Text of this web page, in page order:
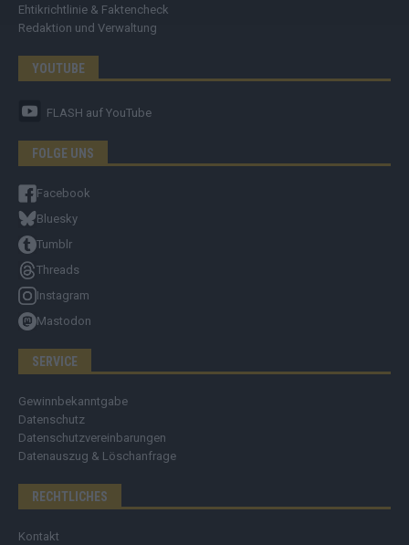
Ehtikrichtlinie & Faktencheck
Redaktion und Verwaltung
YOUTUBE
FLASH auf YouTube
FOLGE UNS
Facebook
Bluesky
Tumblr
Threads
Instagram
Mastodon
SERVICE
Gewinnbekanntgabe
Datenschutz
Datenschutzvereinbarungen
Datenauszug & Löschanfrage
RECHTLICHES
Kontakt